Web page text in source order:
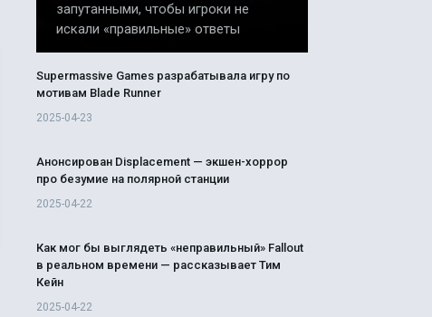
запутанными, чтобы игроки не
искали «правильные» ответы
Supermassive Games разрабатывала игру по
мотивам Blade Runner
2025-04-23
Анонсирован Displacement — экшен-хоррор
про безумие на полярной станции
2025-04-22
Как мог бы выглядеть «неправильный» Fallout
в реальном времени — рассказывает Тим
Кейн
2025-04-22